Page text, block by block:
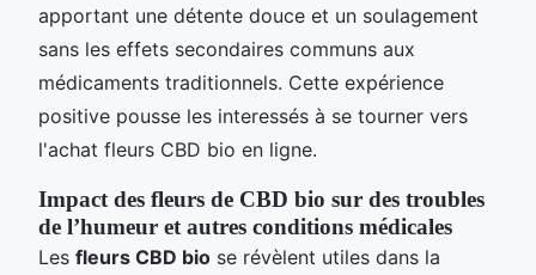
apportant une détente douce et un soulagement
sans les effets secondaires communs aux
médicaments traditionnels. Cette expérience
positive pousse les interessés à se tourner vers
l'achat fleurs CBD bio en ligne.
Impact des fleurs de CBD bio sur des troubles
de l’humeur et autres conditions médicales
Les fleurs CBD bio se révèlent utiles dans la